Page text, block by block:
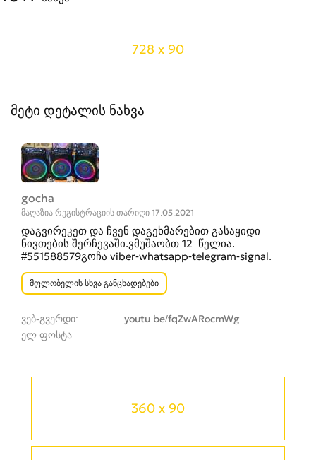
360 x 90
728 x 90
მეტი დეტალის ნახვა
gocha
მაღაზია რეგისტრაციის თარიღი 17.05.2021
დაგვირეკეთ და ჩვენ დაგეხმარებით გასაყიდი
ნივთების შერჩევაში.ვმუშაობთ 12_წელია.
#551588579გოჩა viber-whatsapp-telegram-signal.
მფლობელის სხვა განცხადებები
ვებ-გვერდი
youtu.be/fqZwARocmWg
ელ.ფოსტა